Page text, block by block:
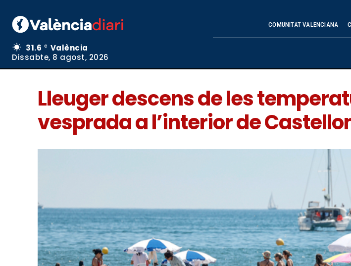
31.6 C
València
Dissabte, 8 agost, 2026
COMUNITAT VALENCIANA
Lleuger descens de les
vesprada a l’interior de